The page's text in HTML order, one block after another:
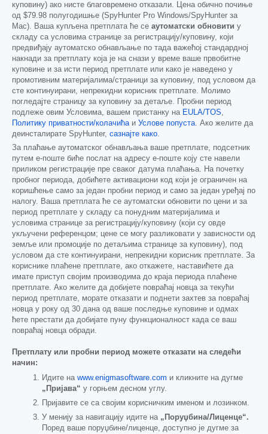
куповину) ако нисте благовремено отказали. Цена обично почиње
од $79.98 полугодишње (SpyHunter Pro Windows/SpyHunter за
Mac). Ваша купљена претплата ће се аутоматски обновити у
складу са условима странице за регистрацију/куповину, који
предвиђају аутоматско обнављање по тада важећој стандардној
накнади за претплату која је на снази у време ваше првобитне
куповине и за исти период претплате или како је наведено у
промотивним материјалима/страници за куповину, под условом да
сте континуирани, непрекидни корисник претплате. Молимо
погледајте страницу за куповину за детаље. Пробни период
подлеже овим Условима, вашем пристанку на EULA/TOS,
Политику приватности/колачићаи Услове попуста. Ако желите да
деинсталирате SpyHunter, сазнајте како.
За плаћање аутоматског обнављања ваше претплате, подсетник
путем е-поште биће послат на адресу е-поште коју сте навели
приликом регистрације пре сваког датума плаћања. На почетку
пробног периода, добићете активациони код који је ограничен на
коришћење само за један пробни период и само за један уређај по
налогу. Ваша претплата ће се аутоматски обновити по цени и за
период претплате у складу са понудним материјалима и
условима странице за регистрацију/куповину (који су овде
укључени референцом; цене се могу разликовати у зависности од
земље или промоције по детаљима странице за куповину), под
условом да сте континуирани, непрекидни корисник претплате. За
кориснике плаћене претплате, ако откажете, наставићете да
имате приступ својим производима до краја периода плаћене
претплате. Ако желите да добијете повраћај новца за текући
период претплате, морате отказати и поднети захтев за повраћај
новца у року од 30 дана од ваше последње куповине и одмах
ћете престати да добијате пуну функционалност када се ваш
повраћај новца обради.
Претплату или пробни период можете отказати на следећи
начин:
Идите на www.enigmasoftware.com и кликните на дугме
„Пријава“ у горњем десном углу.
Пријавите се са својим корисничким именом и лозинком.
У менију за навигацију идите на „Поруџбина/Лиценце“.
Поред ваше поруџбине/лиценце, доступно је дугме за